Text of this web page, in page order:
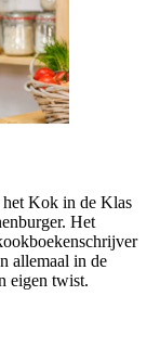
het Kok in de Klas
Het
allemaal in de
eigen twist.